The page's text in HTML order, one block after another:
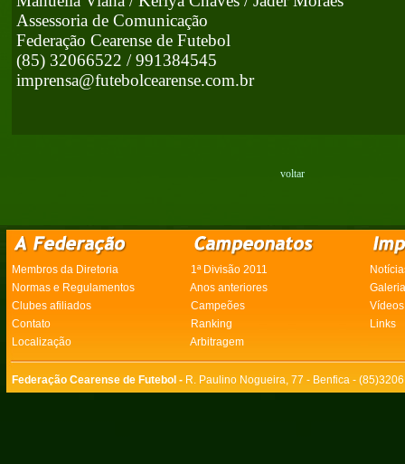
Assessoria de Comunicação
Federação Cearense de Futebol
(85) 32066522 / 991384545
imprensa@futebolcearense.com.br
voltar
Membros da Diretoria 1ª Divisão 2011
Normas e Regulamentos
Anos anteriores
Clubes afiliados
Campeões
Vídeos
Contato
Ranking
Links
Localização
Arbitragem
Federação Cearense de Futebol - R. Paulino Nogueira, 77 - Benfica -